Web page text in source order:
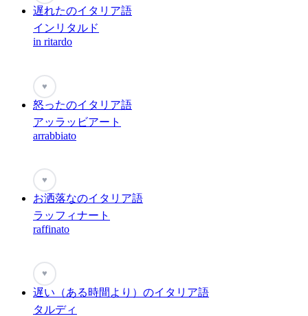
遅れたのイタリア語
インリタルド
in ritardo
♥
怒ったのイタリア語
アッラッビアート
arrabbiato
♥
お洒落なのイタリア語
ラッフィナート
raffinato
♥
遅い（ある時間より）のイタリア語
タルディ